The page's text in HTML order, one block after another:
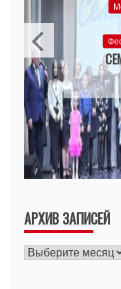
АРХИВ ЗАПИСЕЙ
Архив